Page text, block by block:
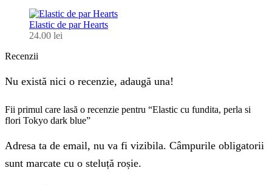
Elastic de par Hearts
24.00 lei
Recenzii
Nu există nici o recenzie, adaugă una!
Fii primul care lasă o recenzie pentru “Elastic cu fundita, perla si
flori Tokyo dark blue”
Adresa ta de email, nu va fi vizibila. Câmpurile obligatorii
sunt marcate cu o steluță roșie.